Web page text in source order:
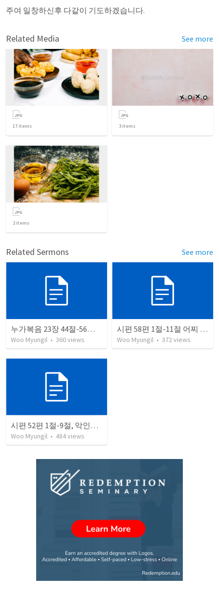
주여 일창하신후 다같이 기도하겠습니다.
Related Media See more
17 items 3 items
2items
Related Sermons See more
누가복음 23장 44절-56절 내가 할 일을 하였다
Woo Myungil • 360views
시편 58편 1절-11절 어찌 잠잠한가
Woo Myungil • 372views
시편 52편 1절-9절, 악인과 의인의 결말
Woo Myungil • 484views